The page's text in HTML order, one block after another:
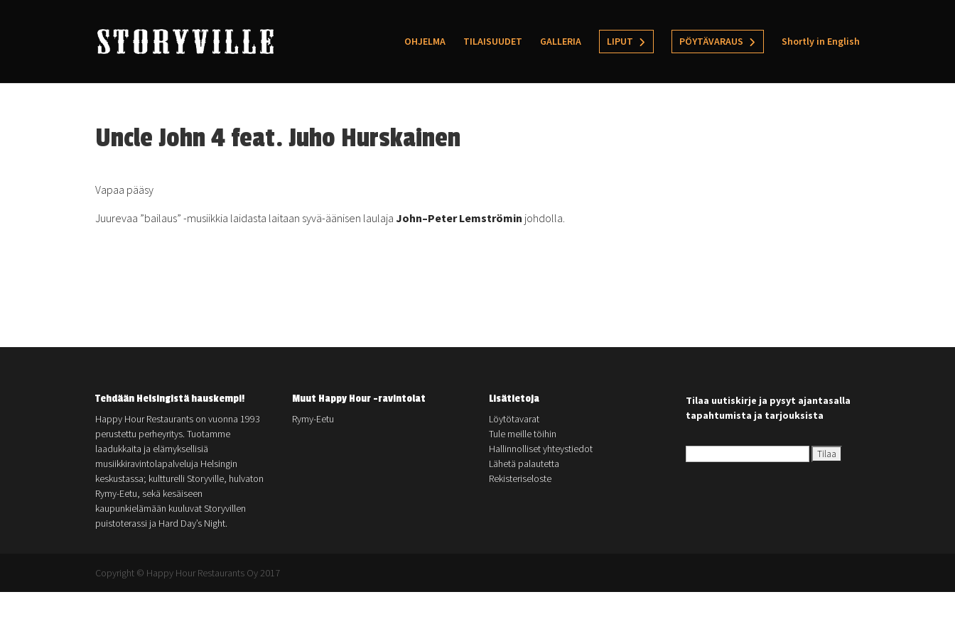
OHJELMA TILAISUUDET GALLERIA LIPUT PÖYTÄVARAUS Shortly in English
Uncle John 4 feat. Juho Hurskainen
Vapaa pääsy
Juurevaa ”bailaus” -musiikkia laidasta laitaan syvä-äänisen laulajaJohn–PeterLemströmin johdolla.
Tehdään Helsingistä hauskempi!
Happy Hour Restaurants on vuonna 1993
perustettu perheyritys. Tuotamme
laadukkaita ja elämyksellisiä
musiikkiravintolapalveluja Helsingin
keskustassa; kultturelli Storyville, hulvaton
Rymy-Eetu, sekä kesäiseen
kaupunkielämään kuuluvat Storyvillen
puistoterassi ja Hard Day’s Night.
Muut Happy Hour -ravintolat
Rymy-Eetu
Lisätietoja
Löytötavarat
Tule meille töihin
Hallinnolliset yhteystiedot
Lähetä palautetta
Rekisteriseloste
Tilaa uutiskirje ja pysyt ajantasalla
tapahtumista ja tarjouksista
Copyright © Happy Hour Restaurants Oy 2017